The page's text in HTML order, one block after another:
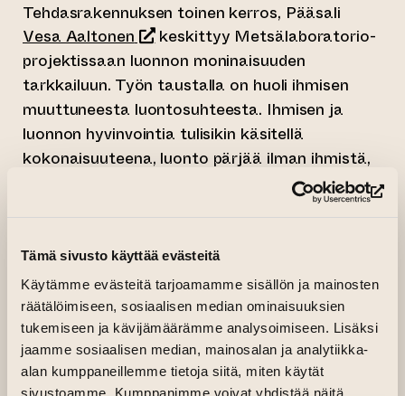
Tämä sivusto käyttää evästeitä
Käytämme evästeitä tarjoamamme sisällön ja mainosten
räätälöimiseen, sosiaalisen median ominaisuuksien
tukemiseen ja kävijämäärämme analysoimiseen. Lisäksi
jaamme sosiaalisen median, mainosalan ja analytiikka-
alan kumppaneillemme tietoja siitä, miten käytät
sivustoamme. Kumppanimme voivat yhdistää näitä
Tehdasrakennuksen toinen kerros, Pääsali
Vesa Aaltonen(siirtyy toiseen verkkopalveluun)
keskittyy Metsälaboratorio-
projektissaan luonnon moninaisuuden
tarkkailuun. Työn taustalla on huoli ihmisen
muuttuneesta luontosuhteesta. Ihmisen ja
luonnon hyvinvointia tulisikin käsitellä
kokonaisuuteena, luonto pärjää ilman ihmistä,
mutta ihminen ei pärjää ilman luontoa.
Pyrkimys kohti ekososiaalista sivistysystä,
samalla ihmisen toivo.
Vesa
Aaltonen on turkulainen
valokuvataiteilija, joka tunnetaan
monipuolisena tekijänä. Viime aikoina myös
hänen Turku-aiheiset työnsä ovat olleet